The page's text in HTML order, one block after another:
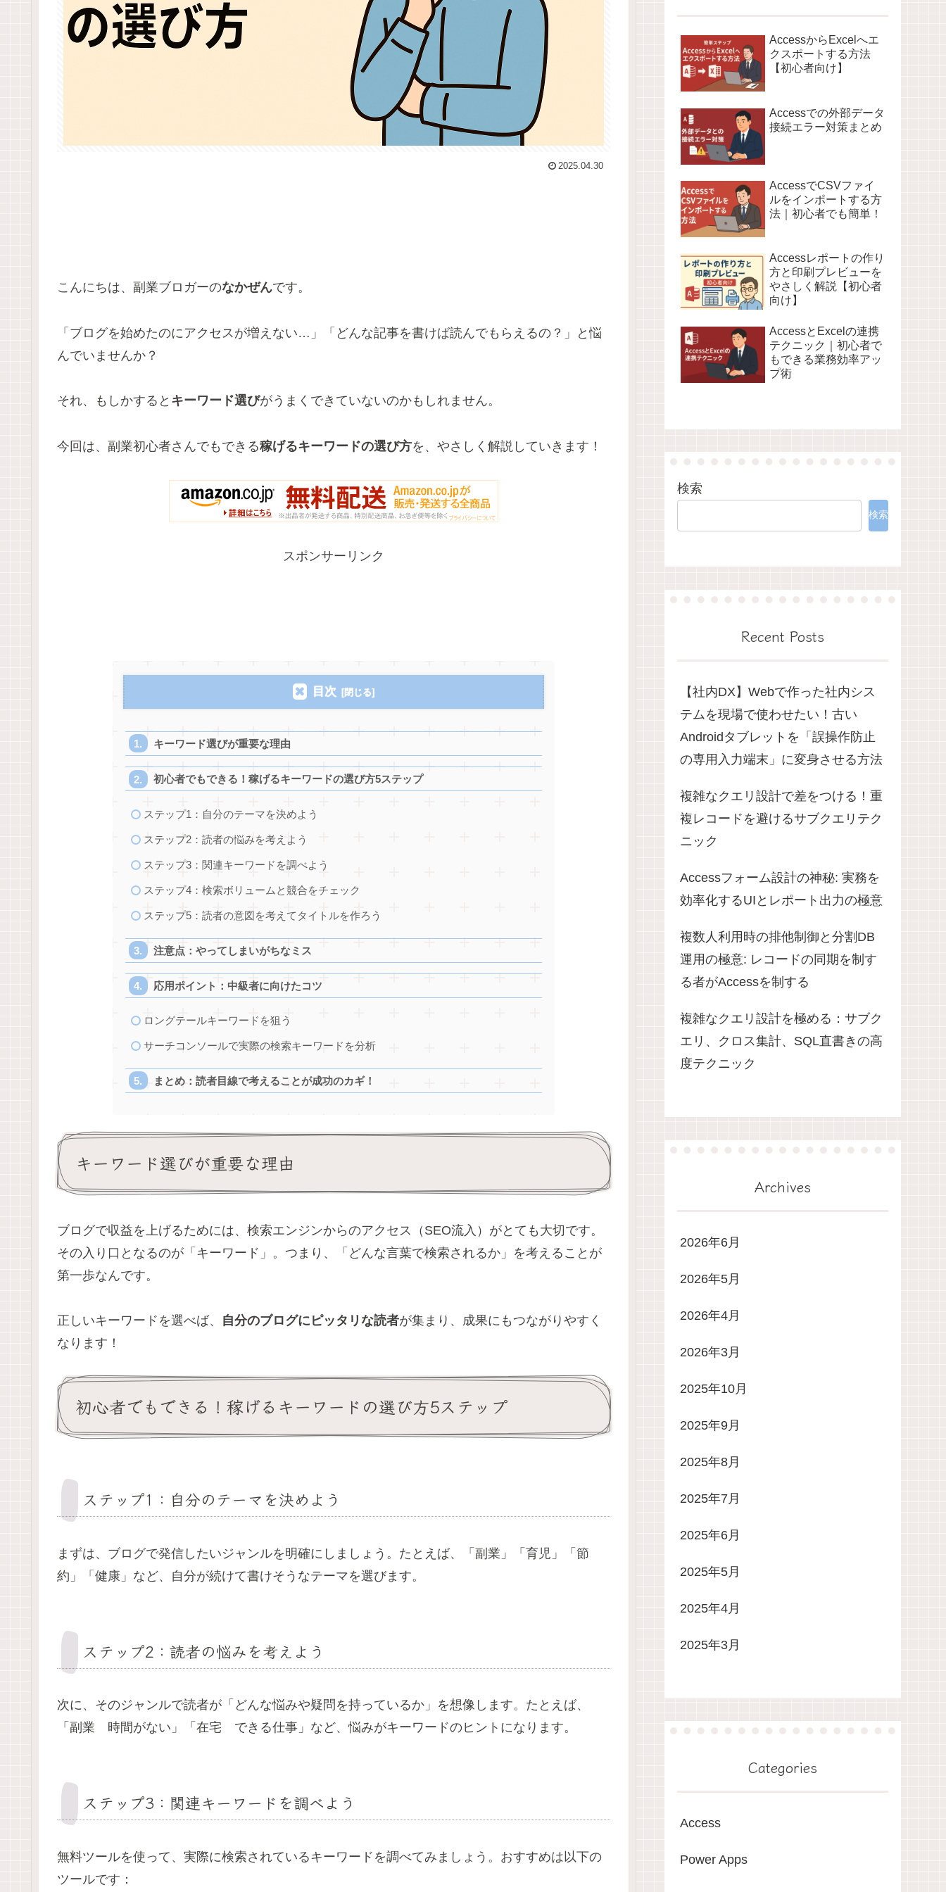
2025.04.30
こんにちは、副業ブロガーのなかぜんです。
「ブログを始めたのにアクセスが増えない…」「どんな記事を書けば読んでもらえるの？」と悩
んでいませんか？
それ、もしかすると キーワード選びがうまくできていないのかもしれません。
今回は、副業初心者さんでもできる稼げるキーワードの選び方を、やさしく解説していきます！
スポンサーリンク
目次
キーワード選びが重要な理由
初心者でもできる！稼げるキーワードの選び方5ステップ
ステップ1：自分のテーマを決めよう
ステップ2：読者の悩みを考えよう
ステップ3：関連キーワードを調べよう
ステップ4：検索ボリュームと競合をチェック
ステップ5：読者の意図を考えてタイトルを作ろう
注意点：やってしまいがちなミス
応用ポイント：中級者に向けたコツ
ロングテールキーワードを狙う
サーチコンソールで実際の検索キーワードを分析
まとめ：読者目線で考えることが成功のカギ！
キーワード選びが重要な理由
ブログで収益を上げるためには、検索エンジンからのアクセス（SEO流入）がとても大切です。
その入り口となるのが「キーワード」。つまり、「どんな言葉で検索されるか」を考えることが
第一歩なんです。
正しいキーワードを選べば、 自分のブログにピッタリな読者が集まり、成果にもつながりやすく
なります！
初心者でもできる！稼げるキーワードの選び方5ステップ
ステップ1：自分のテーマを決めよう
まずは、ブログで発信したいジャンルを明確にしましょう。たとえば、「副業」「育児」「節
約」「健康」など、自分が続けて書けそうなテーマを選びます。
ステップ2：読者の悩みを考えよう
次に、そのジャンルで読者が「どんな悩みや疑問を持っているか」を想像します。たとえば、
「副業 時間がない」「在宅 できる仕事」など、悩みがキーワードのヒントになります。
ステップ3：関連キーワードを調べよう
無料ツールを使って、実際に検索されているキーワードを調べてみましょう。おすすめは以下の
ツールです：
AccessからExcelへエ
クスポートする方法
【初心者向け】
Accessでの外部データ
接続エラー対策まとめ
AccessでCSVファイ
ルをインポートする方
法｜初心者でも簡単！
Accessレポートの作り
方と印刷プレビューを
やさしく解説【初心者
向け】
AccessとExcelの連携
テクニック｜初心者で
もできる業務効率アッ
プ術
検索
検索
Recent Posts
【社内DX】Webで作った社内シス
テムを現場で使わせたい！古い
Androidタブレットを「誤操作防止
の専用入力端末」に変身させる方法
複雑なクエリ設計で差をつける！重
複レコードを避けるサブクエリテク
ニック
Accessフォーム設計の神秘: 実務を
効率化するUIとレポート出力の極意
複数人利用時の排他制御と分割DB
運用の極意: レコードの同期を制す
る者がAccessを制する
複雑なクエリ設計を極める：サブク
エリ、クロス集計、SQL直書きの高
度テクニック
Archives
2026年6月
2026年5月
2026年4月
2026年3月
2025年10月
2025年9月
2025年8月
2025年7月
2025年6月
2025年5月
2025年4月
2025年3月
Categories
Access
Power Apps